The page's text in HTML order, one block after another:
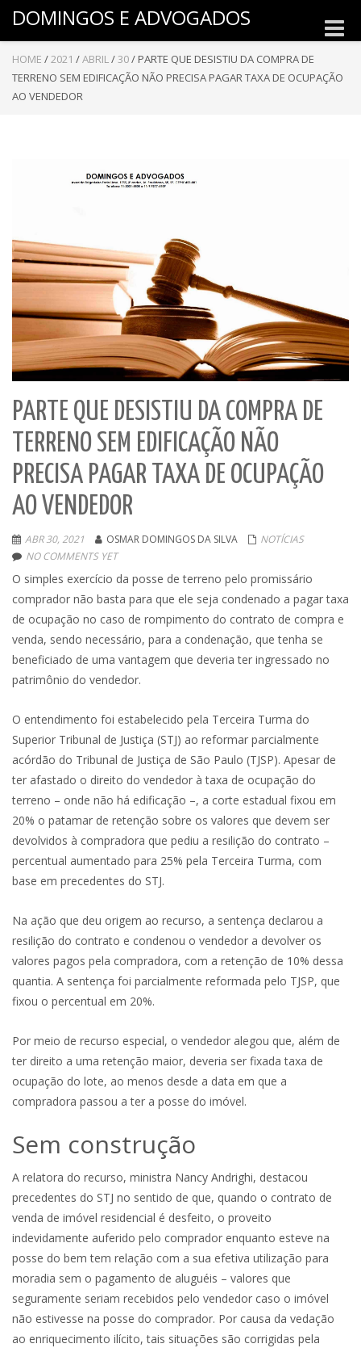
DOMINGOS E ADVOGADOS
Toggle
HOME /2021 /ABRIL/30/ PARTE QUE DESISTIU DA COMPRA DE
TERRENO SEM EDIFICAÇÃO NÃO PRECISA PAGAR TAXA DE OCUPAÇÃO
AO VENDEDOR
PARTE QUE DESISTIU DA COMPRA DE
TERRENO SEM EDIFICAÇÃO NÃO
PRECISA PAGAR TAXA DE OCUPAÇÃO
AO VENDEDOR
ABR 30, 2021 OSMAR DOMINGOS DA SILVA
NOTÍCIAS
NO COMMENTS YET
O simples exercício da posse de terreno pelo promissário
comprador não basta para que ele seja condenado a pagar taxa
de ocupação no caso de rompimento do contrato de compra e
venda, sendo necessário, para a condenação, que tenha se
beneficiado de uma vantagem que deveria ter ingressado no
patrimônio do vendedor.
O entendimento foi estabelecido pela Terceira Turma do
Superior Tribunal de Justiça (STJ) ao reformar parcialmente
acórdão do Tribunal de Justiça de São Paulo (TJSP). Apesar de
ter afastado o direito do vendedor à taxa de ocupação do
terreno – onde não há edificação –, a corte estadual fixou em
20% o patamar de retenção sobre os valores que devem ser
devolvidos à compradora que pediu a resilição do contrato –
percentual aumentado para 25% pela Terceira Turma, com
base em precedentes do STJ.
Na ação que deu origem ao recurso, a sentença declarou a
resilição do contrato e condenou o vendedor a devolver os
valores pagos pela compradora, com a retenção de 10% dessa
quantia. A sentença foi parcialmente reformada pelo TJSP, que
fixou o percentual em 20%.
Por meio de recurso especial, o vendedor alegou que, além de
ter direito a uma retenção maior, deveria ser fixada taxa de
ocupação do lote, ao menos desde a data em que a
compradora passou a ter a posse do imóvel.
Sem construção
A relatora do recurso, ministra Nancy Andrighi, destacou
precedentes do STJ no sentido de que, quando o contrato de
venda de imóvel residencial é desfeito, o proveito
indevidamente auferido pelo comprador enquanto esteve na
posse do bem tem relação com a sua efetiva utilização para
moradia sem o pagamento de aluguéis – valores que
seguramente seriam recebidos pelo vendedor caso o imóvel
não estivesse na posse do comprador. Por causa da vedação
ao enriquecimento ilícito, tais situações são corrigidas pela